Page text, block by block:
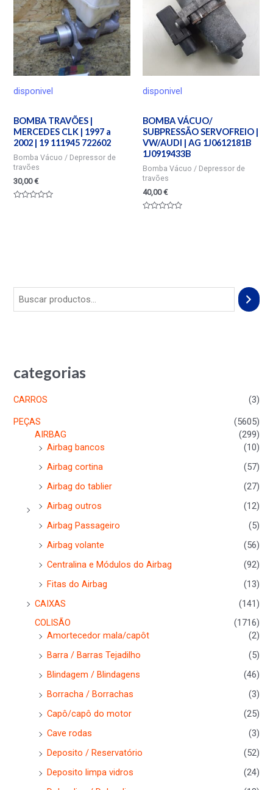
categorias
CARROS
(3)
PEÇAS
(5605)
AIRBAG
(299)
Airbag bancos
(10)
Airbag cortina
(57)
Airbag do tablier
(27)
Airbag outros
(12)
Airbag Passageiro
(5)
Airbag volante
(56)
Centralina e Módulos do Airbag
(92)
Fitas do Airbag
(13)
CAIXAS
(141)
COLISÃO
(1716)
Amortecedor mala/capôt
(2)
Barra / Barras Tejadilho
(5)
Blindagem / Blindagens
(46)
Borracha / Borrachas
(3)
Capô/capô do motor
(25)
Cave rodas
(3)
Deposito / Reservatório
(52)
Deposito limpa vidros
(24)
disponivel
BOMBA TRAVÕES |
MERCEDES CLK | 1997 a
2002 | 19 111945 722602
Bomba Vácuo / Depressor de
travões
30,00€
disponivel
BOMBA VÁCUO/
SUBPRESSÃO SERVOFREIO |
VW/AUDI | AG 1J0612181B
1J0919433B
Bomba Vácuo / Depressor de
travões
40,00€